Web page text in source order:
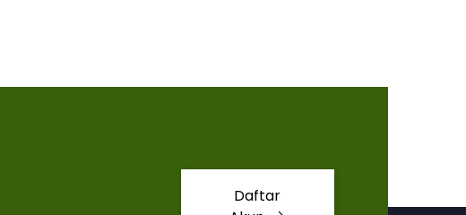
Daftar